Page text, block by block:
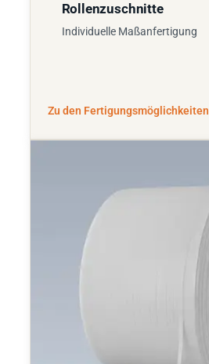
Rollenzuschnitte
Individuelle Maßanfertigung
Zu den Fertigungsmöglichkeiten